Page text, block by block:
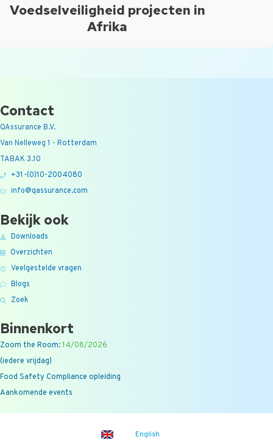
Voedselveiligheid projecten in
Afrika
Contact
QAssurance B.V.
Van Nelleweg 1 - Rotterdam
TABAK 3.10
+31-(0)10-2004080
info@qassurance.com
Bekijk ook
Downloads
Overzichten
Veelgestelde vragen
Blogs
Zoek
Binnenkort
Zoom the Room:14/08/2026
(iedere vrijdag)
Food Safety Compliance opleiding
Aankomende events
English